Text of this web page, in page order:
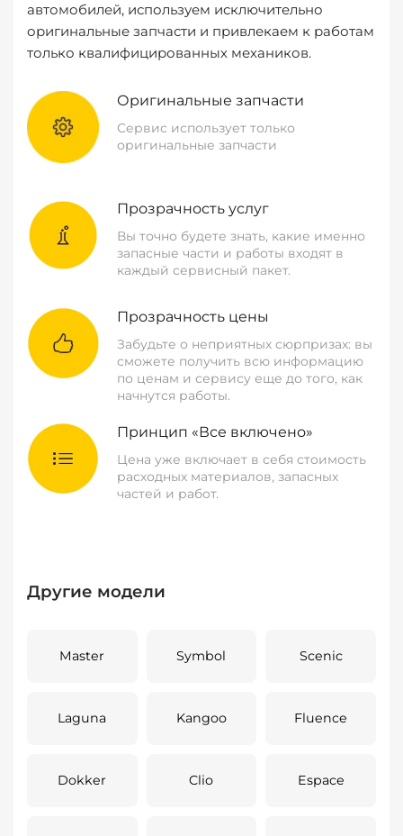
автомобилей, используем исключительно
оригинальные запчасти и привлекаем к работам
только квалифицированных механиков.
Оригинальные запчасти
Сервис использует только
оригинальные запчасти
Прозрачность услуг
Вы точно будете знать, какие именно
запасные части и работы входят в
каждый сервисный пакет.
Прозрачность цены
Забудьте о неприятных сюрпризах: вы
сможете получить всю информацию
по ценам и сервису еще до того, как
начнутся работы.
Принцип «Все включено»
Цена уже включает в себя стоимость
расходных материалов, запасных
частей и работ.
Другие модели
Master Symbol Scenic
Laguna Kangoo Fluence
Dokker Clio Espace